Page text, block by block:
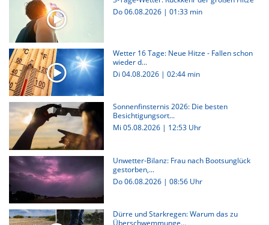
Do 06.08.2026 |01:33 min
Wetter 16 Tage: Neue Hitze - Fallen schon
wieder d...
Di 04.08.2026 |02:44 min
Sonnenfinsternis 2026: Die besten
Besichtigungsort...
Mi 05.08.2026 | 12:53 Uhr
Unwetter-Bilanz: Frau nach Bootsunglück
gestorben,...
Do 06.08.2026 | 08:56 Uhr
Dürre und Starkregen: Warum das zu
Überschwemmunge...